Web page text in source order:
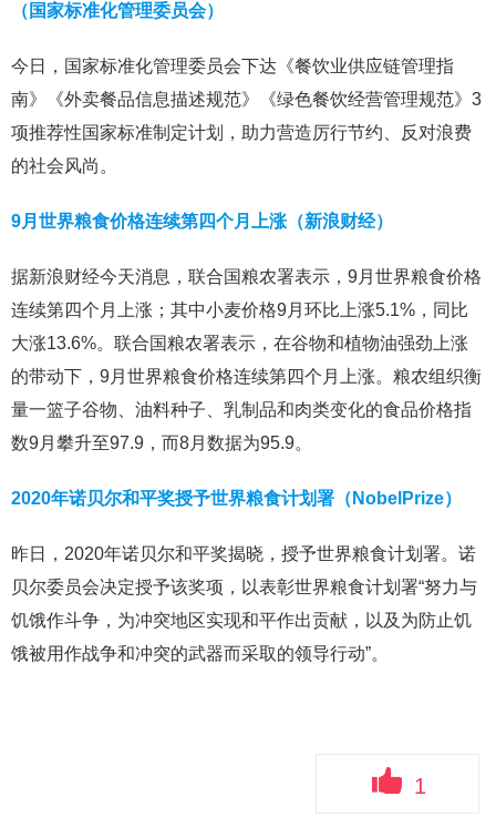
（国家标准化管理委员会）
今日，国家标准化管理委员会下达《餐饮业供应链管理指
南》《外卖餐品信息描述规范》《绿色餐饮经营管理规范》3
项推荐性国家标准制定计划，助力营造厉行节约、反对浪费
的社会风尚。
9月世界粮食价格连续第四个月上涨（新浪财经）
据新浪财经今天消息，联合国粮农署表示，9月世界粮食价格
连续第四个月上涨；其中小麦价格9月环比上涨5.1%，同比
大涨13.6%。联合国粮农署表示，在谷物和植物油强劲上涨
的带动下，9月世界粮食价格连续第四个月上涨。粮农组织衡
量一篮子谷物、油料种子、乳制品和肉类变化的食品价格指
数9月攀升至97.9，而8月数据为95.9。
2020年诺贝尔和平奖授予世界粮食计划署（NobelPrize）
昨日，2020年诺贝尔和平奖揭晓，授予世界粮食计划署。诺
贝尔委员会决定授予该奖项，以表彰世界粮食计划署“努力与
饥饿作斗争，为冲突地区实现和平作出贡献，以及为防止饥
饿被用作战争和冲突的武器而采取的领导行动”。
1